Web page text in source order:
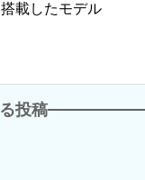
載したモデル
投稿